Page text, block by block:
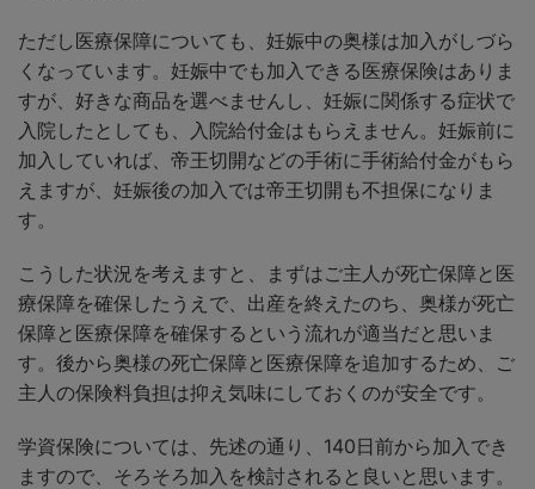
ただし医療保障についても、妊娠中の奥様は加入がしづら
くなっています。妊娠中でも加入できる医療保険はありま
すが、好きな商品を選べませんし、妊娠に関係する症状で
入院したとしても、入院給付金はもらえません。妊娠前に
加入していれば、帝王切開などの手術に手術給付金がもら
えますが、妊娠後の加入では帝王切開も不担保になりま
す。
こうした状況を考えますと、まずはご主人が死亡保障と医
療保障を確保したうえで、出産を終えたのち、奥様が死亡
保障と医療保障を確保するという流れが適当だと思いま
す。後から奥様の死亡保障と医療保障を追加するため、ご
主人の保険料負担は抑え気味にしておくのが安全です。
学資保険については、先述の通り、140日前から加入でき
ますので、そろそろ加入を検討されると良いと思います。